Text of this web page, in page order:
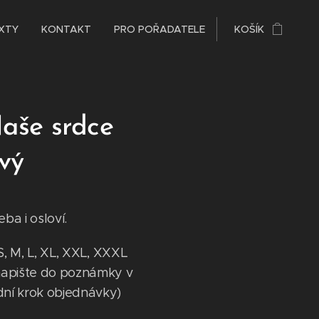
KONTAKT PRO POŘADATELE KOŠÍK
srdce
i osloví.
M, L, XL, XXL, XXXL
do poznámky v
krok objednávky)